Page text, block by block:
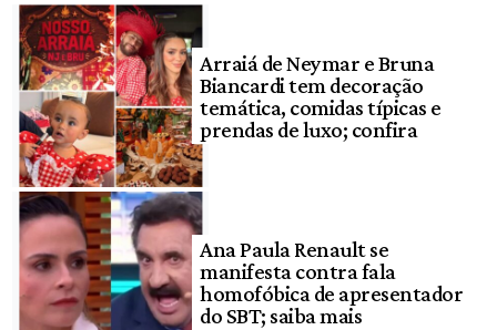
Arraiá de Neymar e Bruna
Biancardi tem decoração
temática, comidas típicas e
prendas de luxo; confira
Ana Paula Renault se
manifesta contra fala
homofóbica de apresentador
do SBT; saiba mais